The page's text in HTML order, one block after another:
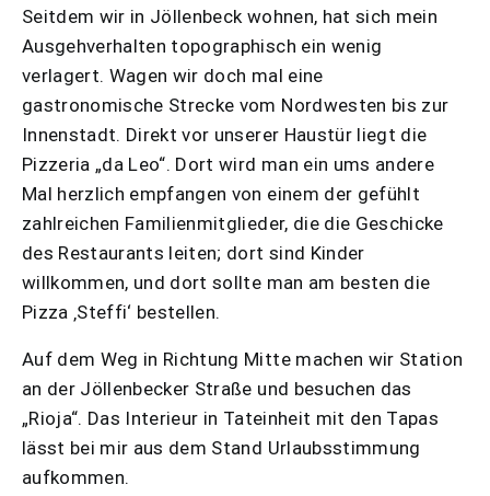
Seitdem wir in Jöllenbeck wohnen, hat sich mein
Ausgehverhalten topographisch ein wenig
verlagert. Wagen wir doch mal eine
gastronomische Strecke vom Nordwesten bis zur
Innenstadt. Direkt vor unserer Haustür liegt die
Pizzeria „da Leo“. Dort wird man ein ums andere
Mal herzlich empfangen von einem der gefühlt
zahlreichen Familienmitglieder, die die Geschicke
des Restaurants leiten; dort sind Kinder
willkommen, und dort sollte man am besten die
Pizza ‚Steffi‘ bestellen.
Auf dem Weg in Richtung Mitte machen wir Station
an der Jöllenbecker Straße und besuchen das
„Rioja“. Das Interieur in Tateinheit mit den Tapas
lässt bei mir aus dem Stand Urlaubsstimmung
aufkommen.